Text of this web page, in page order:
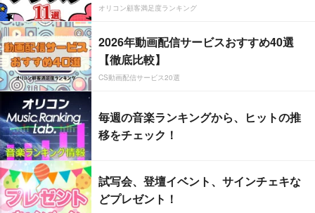
オリコン顧客満足度ランキング
2026年動画配信サービスおすすめ40選
【徹底比較】
CS動画配信サービス20選
毎週の音楽ランキングから、ヒットの推
移をチェック！
試写会、登壇イベント、サインチェキな
どプレゼント！